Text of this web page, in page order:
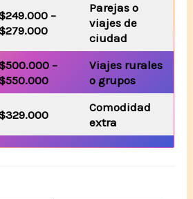
–
Parejas o
viajes de
ciudad
–
Viajes rurales
o grupos
Comodidad
extra